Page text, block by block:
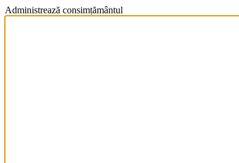
Administrează consimțământul